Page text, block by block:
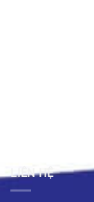
LIÊN HỆ